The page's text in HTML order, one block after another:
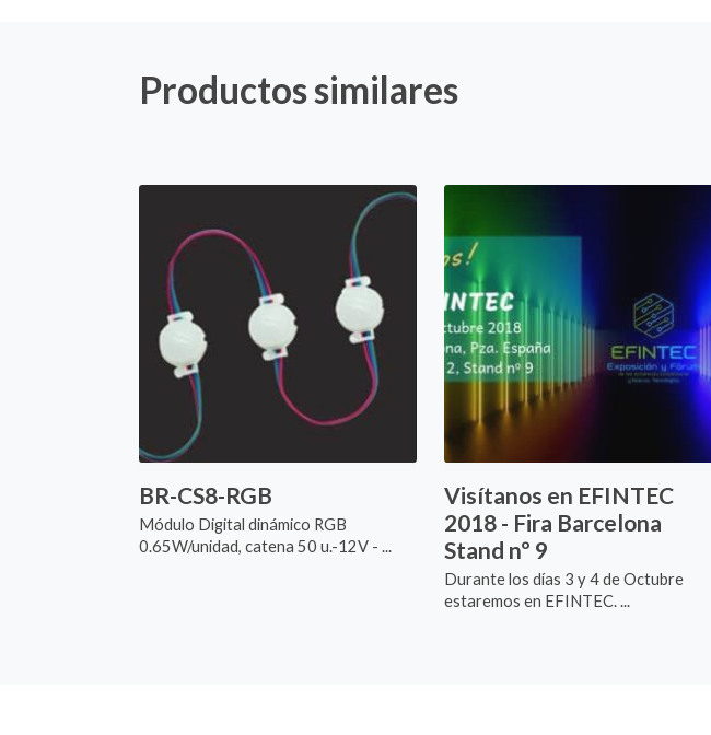
Productos similares
BR-CS8-RGB
Módulo Digital dinámico RGB
0.65W/unidad, catena 50 u.-12V - ...
Visítanos en EFINTEC
2018 - Fira Barcelona
Stand nº 9
Durante los días 3 y 4 de Octubre
estaremos en EFINTEC. ...